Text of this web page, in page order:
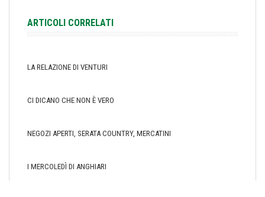
ARTICOLI CORRELATI
LA RELAZIONE DI VENTURI
CI DICANO CHE NON È VERO
NEGOZI APERTI, SERATA COUNTRY, MERCATINI
I MERCOLEDÌ DI ANGHIARI